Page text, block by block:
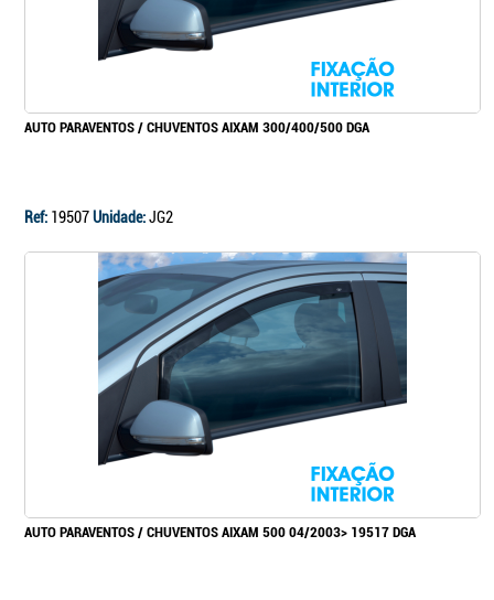
AUTO PARAVENTOS / CHUVENTOS AIXAM 300/400/500 DGA
Ref: 19507Unidade:JG2
AUTO PARAVENTOS / CHUVENTOS AIXAM 500 04/2003> 19517 DGA
Continuar a comprar